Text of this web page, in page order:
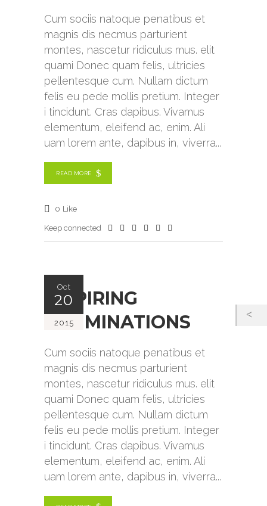
Cum sociis natoque penatibus et
magnis dis necmus parturient
montes, nascetur ridiculus mus. elit
quami Donec quam felis, ultricies
pellentesque cum. Nullam dictum
felis eu pede mollis pretium. Integer
i tincidunt. Cras dapibus. Vivamus
elementum, eleifend ac, enim. Ali
uam lorem ante, dapibus in, viverra
READ MORE
0 Like
Keep connected
Oct
20
2015
INSPIRING
ILLUMINATIONS
Cum sociis natoque penatibus et
magnis dis necmus parturient
montes, nascetur ridiculus mus. elit
quami Donec quam felis, ultricies
pellentesque cum. Nullam dictum
felis eu pede mollis pretium. Integer
i tincidunt. Cras dapibus. Vivamus
elementum, eleifend ac, enim. Ali
uam lorem ante, dapibus in, viverra